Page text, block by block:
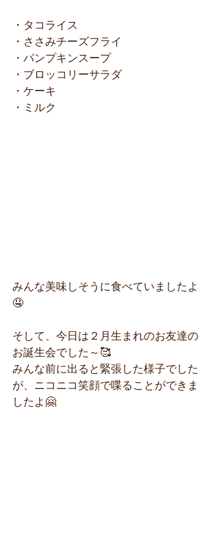
・タコライス
・ささみチーズフライ
・パンプキンスープ
・ブロッコリーサラダ
・ケーキ
・ミルク
みんな美味しそうに食べていましたよ
🤤
そして、今日は２月生まれのお友達の
お誕生会でした～🥰
みんな前に出ると緊張した様子でした
が、ニコニコ笑顔で喋ることができま
したよ🤗